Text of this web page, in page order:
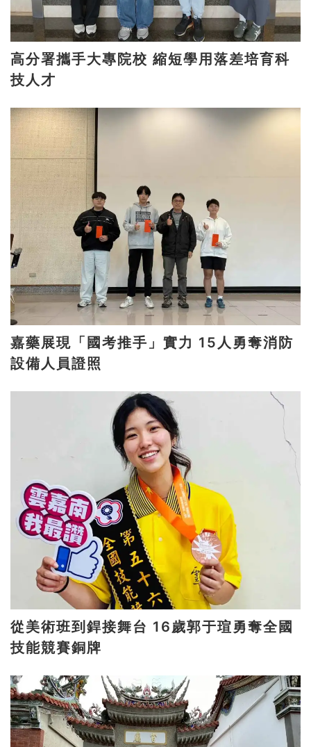
高分署攜手大專院校 縮短學用落差培育科
技人才
嘉藥展現「國考推手」實力 15人勇奪消防
設備人員證照
從美術班到銲接舞台 16歲郭于瑄勇奪全國
技能競賽銅牌